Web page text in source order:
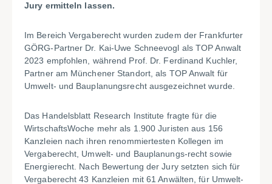
Jury ermitteln lassen.
Im Bereich Vergaberecht wurden zudem der Frankfurter
GÖRG-Partner Dr. Kai-Uwe Schneevogl als TOP Anwalt
2023 empfohlen, während Prof. Dr. Ferdinand Kuchler,
Partner am Münchener Standort, als TOP Anwalt für
Umwelt- und Bauplanungsrecht ausgezeichnet wurde.
Das Handelsblatt Research Institute fragte für die
WirtschaftsWoche mehr als 1.900 Juristen aus 156
Kanzleien nach ihren renommiertesten Kollegen im
Vergaberecht, Umwelt- und Bauplanungs-recht sowie
Energierecht. Nach Bewertung der Jury setzten sich für
Vergaberecht 43 Kanzleien mit 61 Anwälten, für Umwelt-